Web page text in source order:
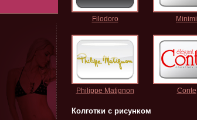
Filodoro Minimi
Philippe Matignon Conte
Колготки с рисунком